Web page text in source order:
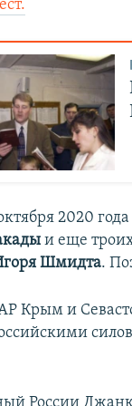
2020
и еще
Шмидта.
Крым и